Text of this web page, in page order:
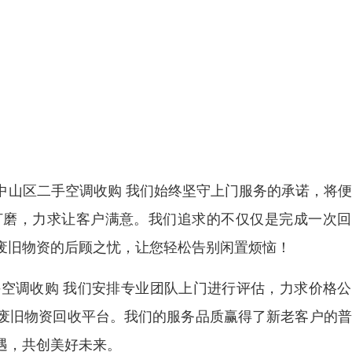
区二手空调收购 我们始终坚守上门服务的承诺，将
，力求让客户满意。我们追求的不仅仅是完成一次
物资的后顾之忧，让您轻松告别闲置烦恼！
调收购 我们安排专业团队上门进行评估，力求价格
物资回收平台。我们的服务品质赢得了新老客户的
共创美好未来。